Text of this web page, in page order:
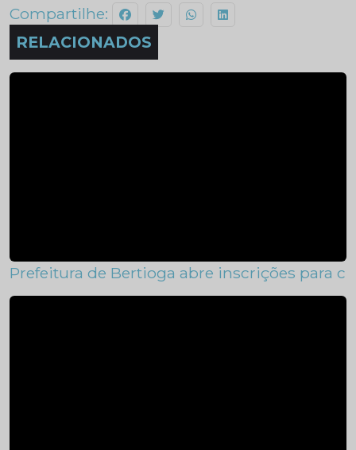
Compartilhe:
RELACIONADOS
Prefeitura de Bertioga abre inscrições para